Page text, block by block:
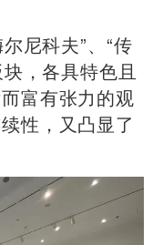
尼科夫”、“传
，各具特色且
富有张力的观
性，又凸显了